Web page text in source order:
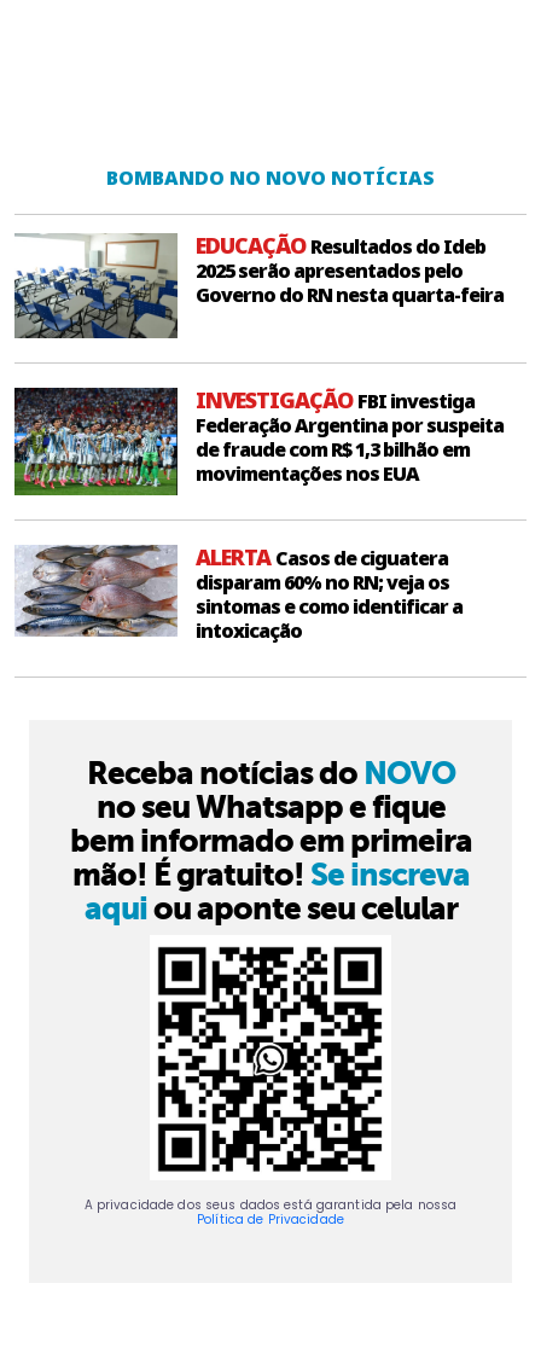
BOMBANDO NO NOVO NOTÍCIAS
EDUCAÇÃOResultados do Ideb
2025 serão apresentados pelo
Governo do RN nesta quarta-feira
INVESTIGAÇÃOFBI investiga
Federação Argentina por suspeita
de fraude com R$ 1,3 bilhão em
movimentações nos EUA
ALERTACasos de ciguatera
disparam 60% no RN; veja os
sintomas e como identificar a
intoxicação
Receba notícias do NOVO
no seu Whatsapp e fique
bem informado em primeira
mão! É gratuito! Se inscreva
aquiou aponte seu celular
A privacidade dos seus dados está garantida pela nossa
Política de Privacidade